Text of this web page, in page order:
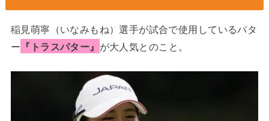
稲見萌寧（いなみもね）選手が試合で使用しているパタ
ー 『トラスパター』 が大人気とのこと。